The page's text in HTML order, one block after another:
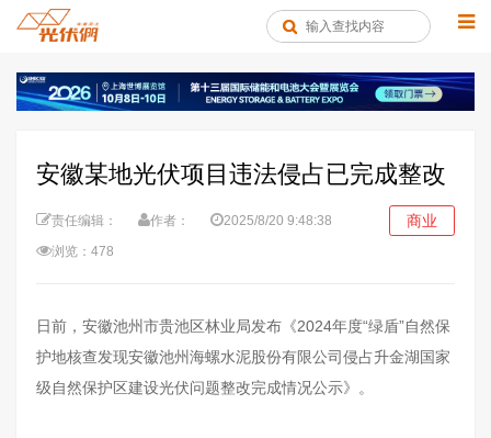
安徽某地光伏项目违法侵占已完成整改
责任编辑： 作者：
2025/8/20 9:48:38
浏览：478
商业
日前，安徽池州市贵池区林业局发布《2024年度“绿盾”自然保
护地核查发现安徽池州海螺水泥股份有限公司侵占升金湖国家
级自然保护区建设光伏问题整改完成情况公示》。